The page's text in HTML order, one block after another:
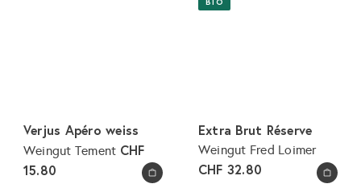
In den Warenkorb legen
Verjus Apéro weiss
Weingut Tement CHF
15.80
In den Warenkorb legen
Extra Brut Réserve
Weingut Fred Loimer
CHF 32.80